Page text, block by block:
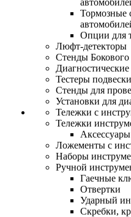
Тормозные
Опции для
Люфт-детекторы
Стенды Бокового
Тестеры подвески
Стенды для
Установки для
Тележки с
Тележки
Ложементы с
Наборы
Ручной
Гаечные
Отвертки
Ударный
Скребки,